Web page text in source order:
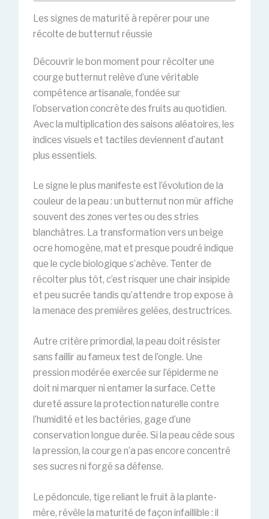
Les signes de maturité à repérer pour une
récolte de butternut réussie
Découvrir le bon moment pour récolter une
courge butternut relève d’une véritable
compétence artisanale, fondée sur
l’observation concrète des fruits au quotidien.
Avec la multiplication des saisons aléatoires, les
indices visuels et tactiles deviennent d’autant
plus essentiels.
Le signe le plus manifeste est l’évolution de la
couleur de la peau : un butternut non mûr affiche
souvent des zones vertes ou des stries
blanchâtres. La transformation vers un beige
ocre homogène, mat et presque poudré indique
que le cycle biologique s’achève. Tenter de
récolter plus tôt, c’est risquer une chair insipide
et peu sucrée tandis qu’attendre trop expose à
la menace des premières gelées, destructrices.
Autre critère primordial, la peau doit résister
sans faillir au fameux test de l’ongle. Une
pression modérée exercée sur l’épiderme ne
doit ni marquer ni entamer la surface. Cette
dureté assure la protection naturelle contre
l’humidité et les bactéries, gage d’une
conservation longue durée. Si la peau cède sous
la pression, la courge n’a pas encore concentré
ses sucres ni forgé sa défense.
Le pédoncule, tige reliant le fruit à la plante-
mère, révèle la maturité de façon infaillible : il